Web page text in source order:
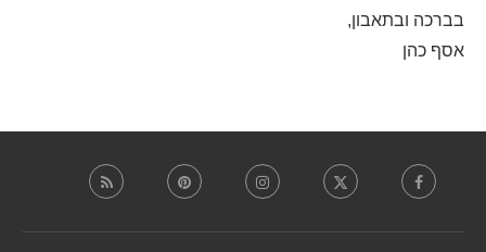
בברכה ובתאבון,
אסף כהן